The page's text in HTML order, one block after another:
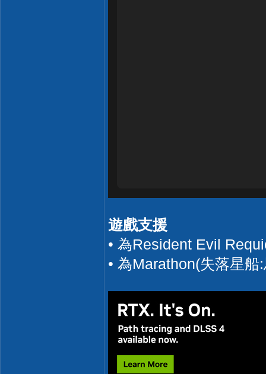
遊戲支援
• 為Resident Evil
• 為Marathon(失落星